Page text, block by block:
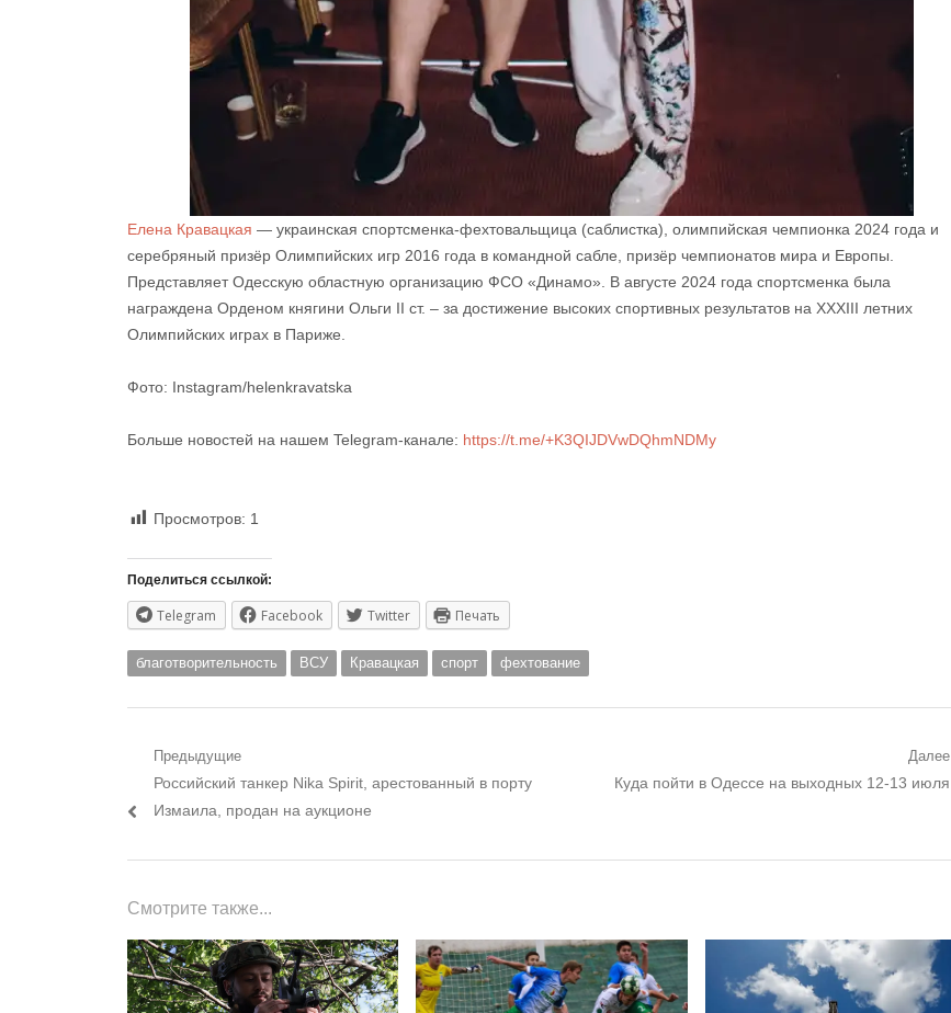
Елена Кравацкая — украинская спортсменка-фехтовальщица (саблистка), олимпийская чемпионка 2024 года и
серебряный призёр Олимпийских игр 2016 года в командной сабле, призёр чемпионатов мира и Европы.
Представляет Одесскую областную организацию ФСО «Динамо». В августе 2024 года спортсменка была
награждена Орденом княгини Ольги II ст. – за достижение высоких спортивных результатов на XXXIII летних
Олимпийских играх в Париже.
Фото: Instagram/helenkravatska
Больше новостей на нашем Telegram-канале: https://t.me/+K3QIJDVwDQhmNDMy
Просмотров: 1
Поделиться ссылкой:
Telegram Facebook Twitter Печать
благотворительность ВСУ Кравацкая спорт фехтование
Навигация
по
Предыдущие
Предыдущий
пост:
Российский танкер Nika Spirit, арестованный в порту
Измаила, продан на аукционе
Далее
Следующий
Куда пойти в Одессе на выходных 12-13 июля
Смотрите также...